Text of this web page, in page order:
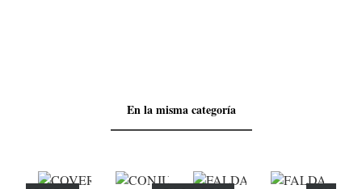
En la misma categoría